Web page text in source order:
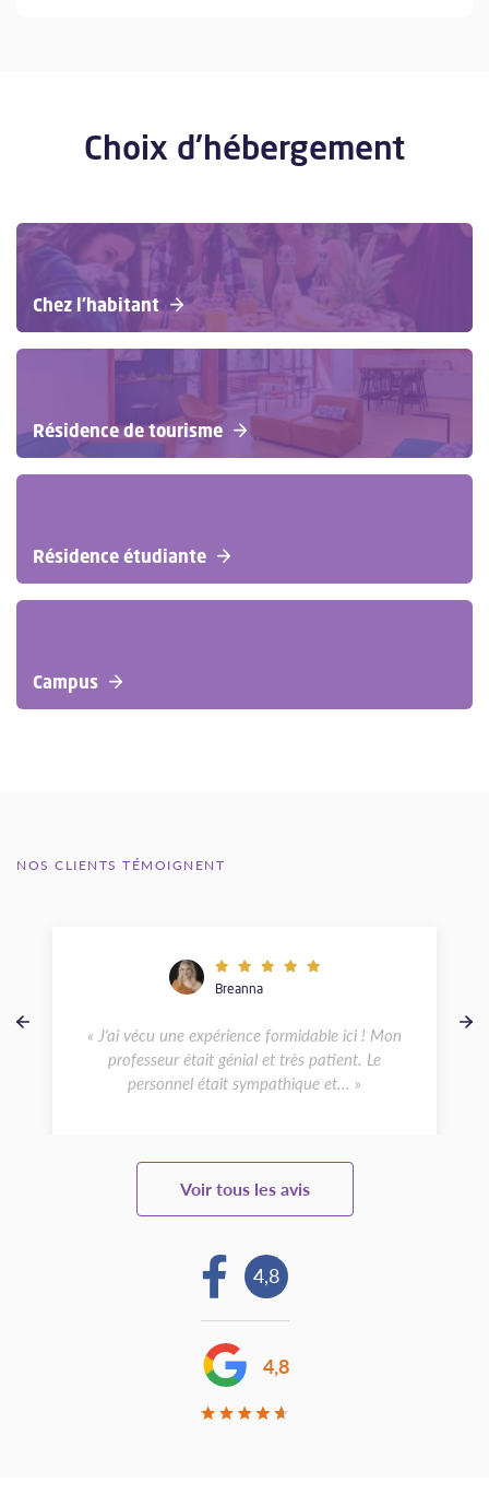
Choix d'hébergement
Chez l'habitant
Résidence de tourisme
Résidence étudiante
Campus
NOS CLIENTS TÉMOIGNENT
Breanna
« J'ai vécu une expérience formidable ici ! Mon
professeur était génial et très patient. Le
personnel était sympathique et... »
Voir tous les avis
4,8
4,8